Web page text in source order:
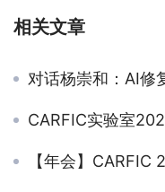
相关文章
对话杨崇和：AI修
CARFIC实验室
【年会】CARFIC